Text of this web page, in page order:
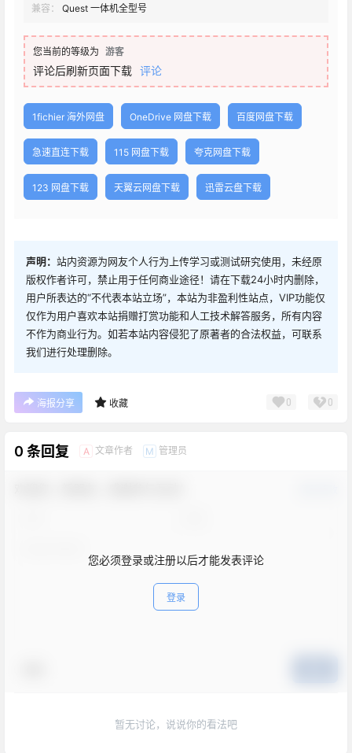
兼容：
Quest 一体机全型号
您当前的等级为 游客
评论后刷新页面下载 评论
1fichier 海外网盘 OneDrive 网盘下载 百度网盘下载
急速直连下载 115 网盘下载 夸克网盘下载
123 网盘下载 天翼云网盘下载 迅雷云盘下载
声明： 站内资源为网友个人行为上传学习或测试研究使用，未经原
版权作者许可，禁止用于任何商业途径！请在下载24小时内删除，
用户所表达的“不代表本站立场”，本站为非盈利性站点，VIP功能仅
仅作为用户喜欢本站捐赠打赏功能和人工技术解答服务，所有内容
不作为商业行为。如若本站内容侵犯了原著者的合法权益，可联系
我们进行处理删除。
海报分享 收藏 0 0
0 条回复 A 文章作者 M 管理员
您必须登录或注册以后才能发表评论
登录
暂无讨论，说说你的看法吧